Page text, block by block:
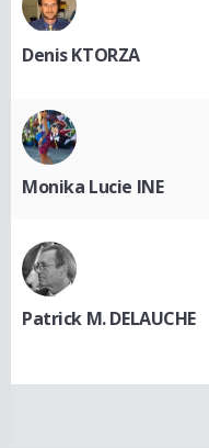
Denis KTORZA
Monika Lucie INE
Patrick M. DELAUCHE